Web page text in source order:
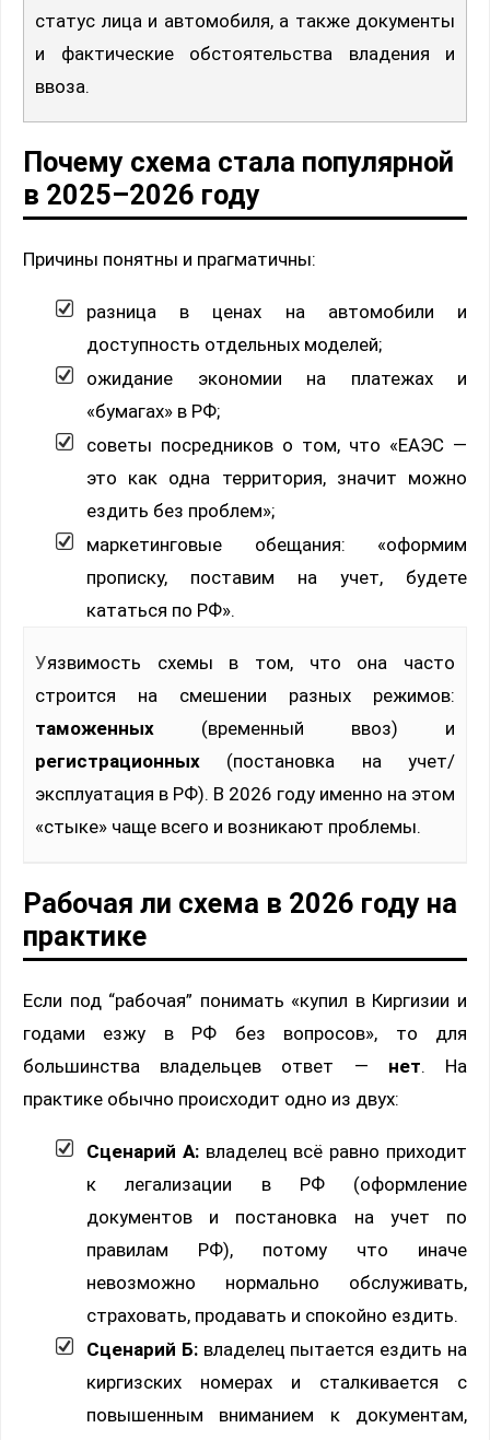
статус лица и автомобиля, а также документы
и фактические обстоятельства владения и
ввоза.
Почему схема стала популярной
в 2025–2026 году
Причины понятны и прагматичны:
разница в ценах на автомобили и
доступность отдельных моделей;
ожидание экономии на платежах и
«бумагах» в РФ;
советы посредников о том, что «ЕАЭС —
это как одна территория, значит можно
ездить без проблем»;
маркетинговые обещания: «оформим
прописку, поставим на учет, будете
кататься по РФ».
Уязвимость схемы в том, что она часто
строится на смешении разных режимов:
таможенных (временный ввоз) и
регистрационных (постановка на учет/
эксплуатация в РФ). В 2026 году именно на этом
«стыке» чаще всего и возникают проблемы.
Рабочая ли схема в 2026 году на
практике
Если под “рабочая” понимать «купил в Киргизии и
годами езжу в РФ без вопросов», то для
большинства владельцев ответ — нет. На
практике обычно происходит одно из двух:
Сценарий А:владелец всё равно приходит
к легализации в РФ (оформление
документов и постановка на учет по
правилам РФ), потому что иначе
невозможно нормально обслуживать,
страховать, продавать и спокойно ездить.
Сценарий Б:владелец пытается ездить на
киргизских номерах и сталкивается с
повышенным вниманием к документам,